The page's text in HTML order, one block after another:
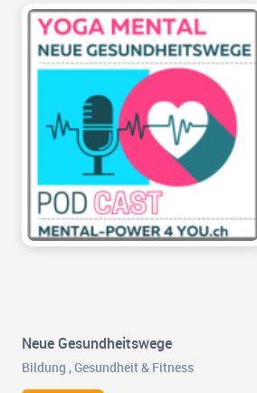
Neue Gesundheitswege
Bildung ,Gesundheit & Fitness